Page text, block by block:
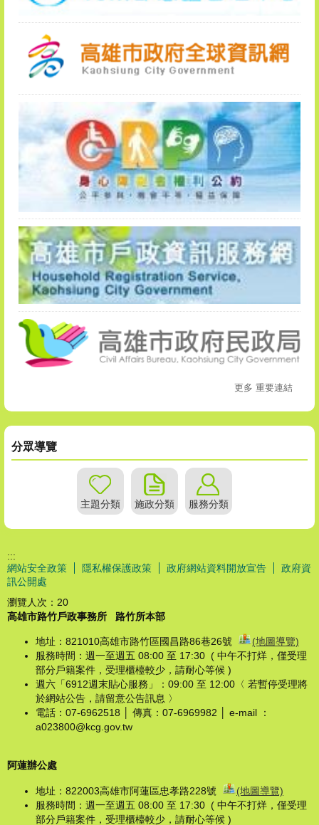
更多 重要連結
分眾導覽
主題分類 施政分類 服務分類
:::
網站安全政策
隱私權保護政策 政府網站資料開放宣告
政府資
訊公開處
瀏覽人次： 20
高雄市路竹戶政事務所
路竹所本部
地址：821010高雄市路竹區國昌路86巷26號
(地圖導覽)
服務時間：週一至週五 08:00 至 17:30 ( 中午不打烊，僅受理
部分戶籍案件，受理櫃檯較少，請耐心等候 )
週六「6912週末貼心服務」：09:00 至 12:00〈 若暫停受理將
於網站公告，請留意公告訊息 〉
電話：07-6962518 │ 傳真：07-6969982 │ e-mail ：
a023800@kcg.gov.tw
阿蓮辦公處
地址：822003高雄市阿蓮區忠孝路228號
(地圖導覽)
服務時間：週一至週五 08:00 至 17:30 ( 中午不打烊，僅受理
部分戶籍案件，受理櫃檯較少，請耐心等候 )